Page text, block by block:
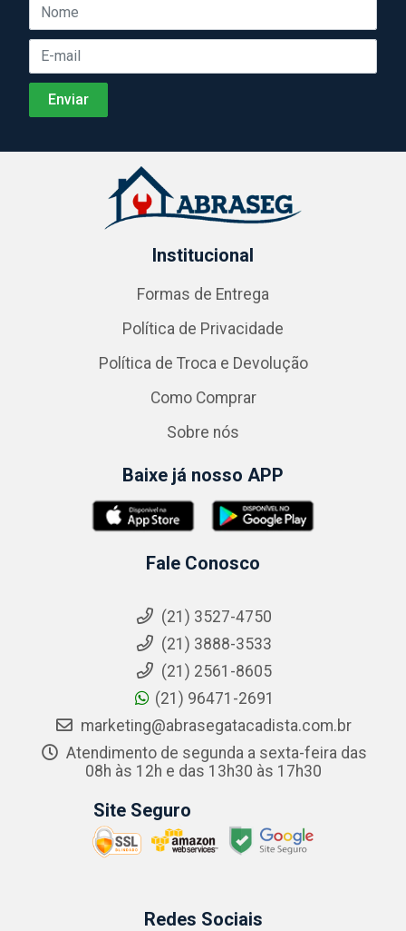
Institucional
Formas de Entrega
Política de Privacidade
Política de Troca e Devolução
Como Comprar
Sobre nós
Baixe já nosso APP
Fale Conosco
(21) 3527-4750
(21) 3888-3533
(21) 2561-8605
(21) 96471-2691
marketing@abrasegatacadista.com.br
Atendimento de segunda a sexta-feira das
08h às 12h e das 13h30 às 17h30
Site Seguro
Redes Sociais